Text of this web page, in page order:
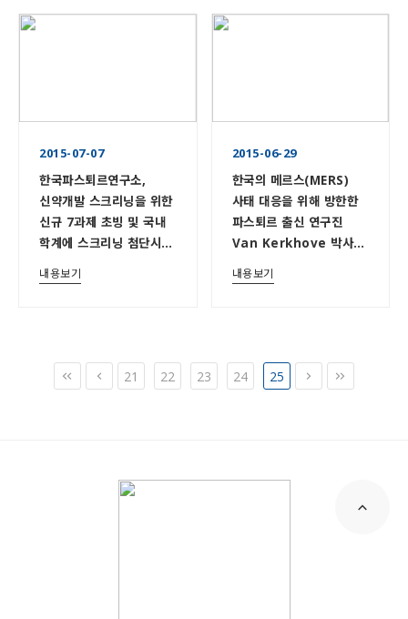
2015-07-07
한국파스퇴르연구소,
신약개발 스크리닝을 위한
신규 7과제 초빙 및 국내
학계에 스크리닝 첨단시설
공유
내용보기
2015-06-29
한국의 메르스(MERS)
사태 대응을 위해 방한한
파스퇴르 출신 연구진
Van Kerkhove 박사와
Peiris 교수,
세계보건기구(WHO)의
내용보기
21 22 23 24 25